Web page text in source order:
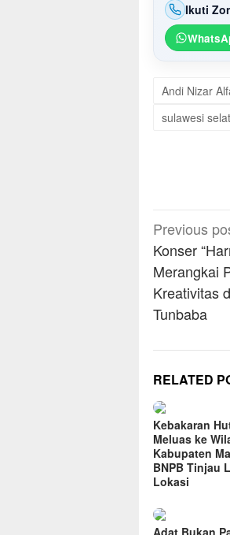
Ikuti
Andi Nizar
sulawesi
Post
Previous
Konser
Merangkai
Kreativitas
Tunbaba
RELATED
Kebakaran
Meluas ke
Kabupaten
BNPB Tinjau
Lokasi